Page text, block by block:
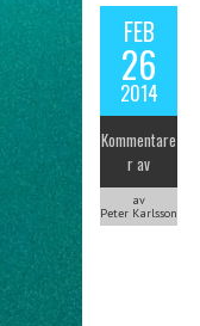
FEB
26
2014
Kommentare
r av
av
Peter Karlsson